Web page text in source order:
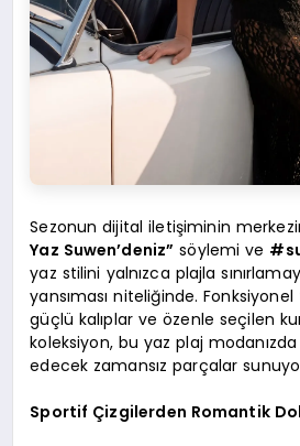
Sezonun dijital iletişiminin
Yaz Suwen’deniz” söylemi ve
yaz stilini yalnızca plajla
yansıması niteliğinde. Fonksiyonel
güçlü kalıplar ve özenle seçilen
koleksiyon, bu yaz plaj
edecek zamansız parçalar
Sportif Çizgilerden Romantik